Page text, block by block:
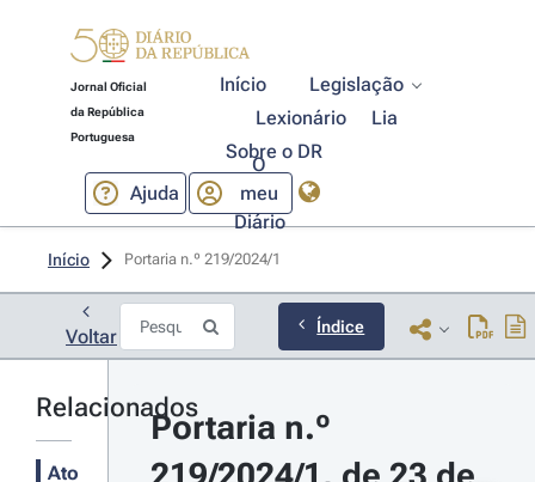
Jornal Oficial
da República
Portuguesa
Início
Legislação
Lexionário
Lia
Sobre o DR
Ajuda
O
meu
Diário
Início Portaria n.º 219/2024/1
Voltar Índice
Relacionados
Ato
Portaria n.º